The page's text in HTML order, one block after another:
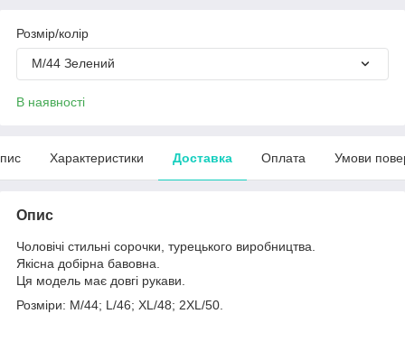
Розмір/колір
M/44 Зелений
В наявності
Характеристики Доставка Оплата Умови
Опис
Чоловічі стильні сорочки, турецького виробництва.
Якісна добірна бавовна.
Ця модель має довгі рукави.
Розміри: M/44; L/46; XL/48; 2XL/50.